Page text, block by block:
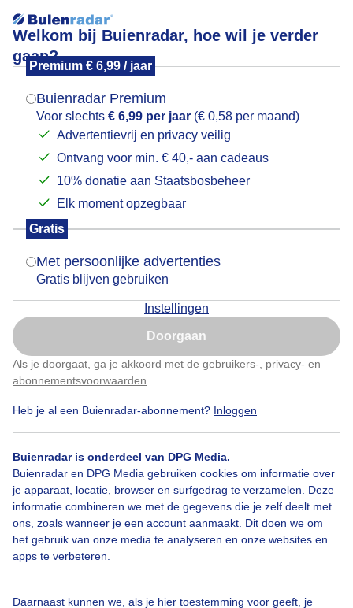
Welkom bij Buienradar, hoe wil je verder
gaan?
Premium € 6,99 / jaar
Buienradar Premium
Voor slechts € 6,99 per jaar (€ 0,58 per maand)
Advertentievrij en privacy veilig
Ontvang voor min. € 40,- aan cadeaus
10% donatie aan Staatsbosbeheer
Elk moment opzegbaar
Gratis
Met persoonlijke advertenties
Gratis blijven gebruiken
Instellingen
Doorgaan
Als je doorgaat, ga je akkoord met de gebruikers- privacy- en
abonnementsvoorwaarden
Heb je al een Buienradar-abonnement? Inloggen
Buienradar is onderdeel van DPG Media.
Buienradar en DPG Media gebruiken cookies om informatie over
je apparaat, locatie, browser en surfgedrag te verzamelen. Deze
informatie combineren we met de gegevens die je zelf deelt met
ons, zoals wanneer je een account aanmaakt. Dit doen we om
het gebruik van onze media te analyseren en onze websites en
apps te verbeteren.
Daarnaast kunnen we, als je hier toestemming voor geeft, je
Schapen
Door: Elly Bos Gemaakt: 11-05-2025, 58x bekeken
Lente Zon Dieren
Bekijk slideshow
Mogen we je locatie gebruiken voor het
Indien je hier nog geen akkoord op hebt gegeven,
verschijnt er zo een pop-up uit je browser waarin
Is goed, toon de popup
Nu niet, misschien later
Klik hierom dit aan te passen